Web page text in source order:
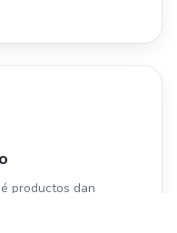
productos dan